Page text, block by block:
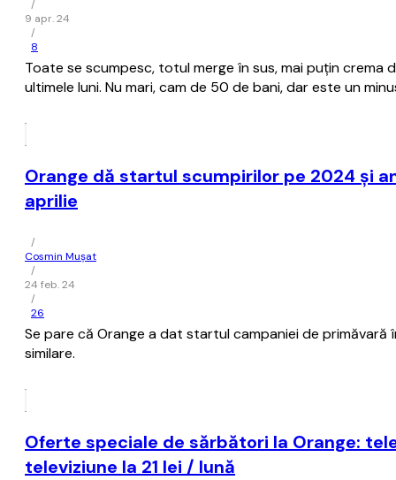
/
9 apr. 24
/
8
Toate se scumpesc, totul merge în sus, mai puţin
ultimele luni. Nu mari, cam de 50 de bani, dar este un
Orange dă startul scumpirilor pe 2024 şi
aprilie
/
Cosmin Mușat
/
24 feb. 24
/
26
Se pare că Orange a dat startul campaniei de
similare.
Oferte speciale de sărbători la Orange:
televiziune la 21 lei / lună